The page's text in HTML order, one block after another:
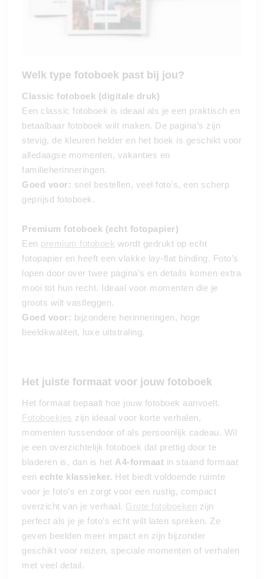
Welk type fotoboek past bij jou?
Classic fotoboek (digitale druk)
Een classic fotoboek is ideaal als je een praktisch en
betaalbaar fotoboek wilt maken. De pagina’s zijn
stevig, de kleuren helder en het boek is geschikt voor
alledaagse momenten, vakanties en
familieherinneringen.
Goed voor: snel bestellen, veel foto’s, een scherp
geprijsd fotoboek.
Premium fotoboek (echt fotopapier)
Een premium fotoboek wordt gedrukt op echt
fotopapier en heeft een vlakke lay-flat binding. Foto’s
lopen door over twee pagina’s en details komen extra
mooi tot hun recht. Ideaal voor momenten die je
groots wilt vastleggen.
Goed voor: bijzondere herinneringen, hoge
beeldkwaliteit, luxe uitstraling.
Het juiste formaat voor jouw fotoboek
Het formaat bepaalt hoe jouw fotoboek aanvoelt.
Fotoboekjes zijn ideaal voor korte verhalen,
momenten tussendoor of als persoonlijk cadeau. Wil
je een overzichtelijk fotoboek dat prettig door te
bladeren is, dan is het A4-formaat in staand formaat
een echte klassieker. Het biedt voldoende ruimte
voor je foto’s en zorgt voor een rustig, compact
overzicht van je verhaal. Grote fotoboeken zijn
perfect als je je foto’s echt wilt laten spreken. Ze
geven beelden meer impact en zijn bijzonder
geschikt voor reizen, speciale momenten of verhalen
met veel detail.